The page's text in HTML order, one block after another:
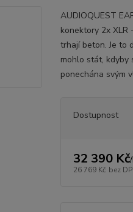
AUDIOQUEST
konektory 2x XLR
trhají beton. Je to
mohlo stát, kdyby
ponechána svým
Dostupnost
32 390 Kč/
26 769 Kč bez